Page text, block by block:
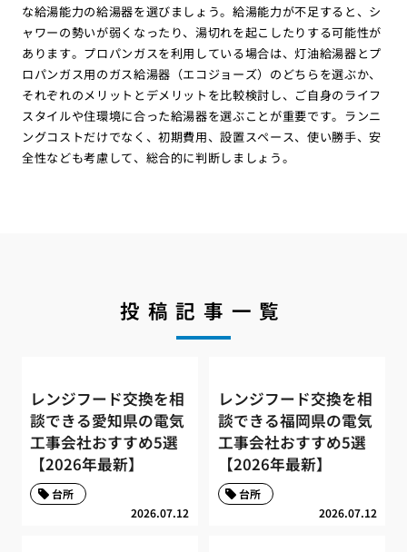
な給湯能力の給湯器を選びましょう。給湯能力が不足すると、シ
ャワーの勢いが弱くなったり、湯切れを起こしたりする可能性が
あります。プロパンガスを利用している場合は、灯油給湯器とプ
ロパンガス用のガス給湯器（エコジョーズ）のどちらを選ぶか、
それぞれのメリットとデメリットを比較検討し、ご自身のライフ
スタイルや住環境に合った給湯器を選ぶことが重要です。ランニ
ングコストだけでなく、初期費用、設置スペース、使い勝手、安
全性なども考慮して、総合的に判断しましょう。
投稿記事一覧
レンジフード交換を相
談できる愛知県の電気
工事会社おすすめ5選
【2026年最新】
2026.07.12
台所
レンジフード交換を相
談できる福岡県の電気
工事会社おすすめ5選
【2026年最新】
2026.07.12
台所